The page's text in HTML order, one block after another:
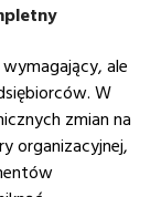
ale
W
zmian na
organizacyjnej,